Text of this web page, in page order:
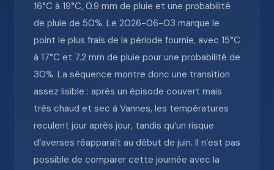
16°C à 19°C, 0.9 mm de pluie et une probabilité
de pluie de 50%. Le 2026-06-03 marque le
point le plus frais de la période fournie, avec 15°C
à 17°C et 7.2 mm de pluie pour une probabilité de
30%. La séquence montre donc une transition
assez lisible : après un épisode couvert mais
très chaud et sec à Vannes, les températures
reculent jour après jour, tandis qu’un risque
d’averses réapparaît au début de juin. Il n’est pas
possible de comparer cette journée avec la